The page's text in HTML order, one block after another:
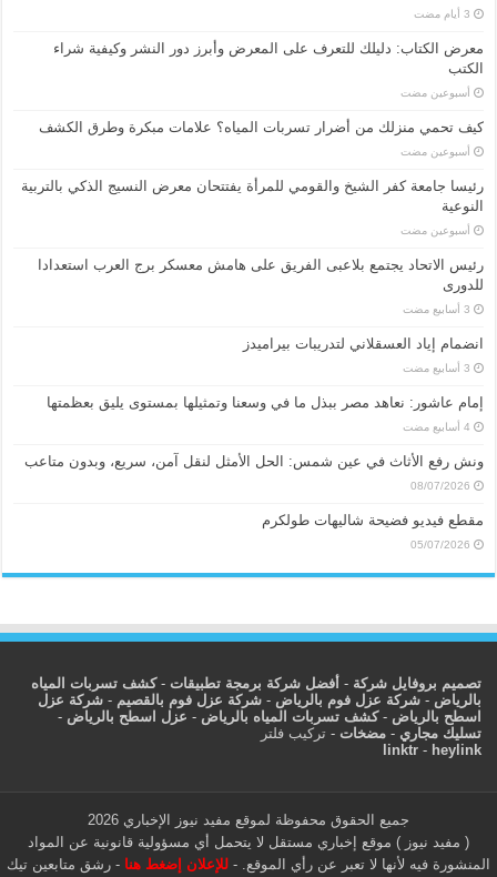
معرض الكتاب: دليلك للتعرف على المعرض وأبرز دور النشر وكيفية شراء
الكتب
‏أسبوعين مضت
كيف تحمي منزلك من أضرار تسربات المياه؟ علامات مبكرة وطرق الكشف
‏أسبوعين مضت
رئيسا جامعة كفر الشيخ والقومي للمرأة يفتتحان معرض النسيج الذكي بالتربية
النوعية
‏أسبوعين مضت
رئيس الاتحاد يجتمع بلاعبى الفريق على هامش معسكر برج العرب استعدادا
للدورى
انضمام إياد العسقلاني لتدريبات بيراميدز
إمام عاشور: نعاهد مصر ببذل ما في وسعنا وتمثيلها بمستوى يليق بعظمتها
ونش رفع الأثاث في عين شمس: الحل الأمثل لنقل آمن، سريع، وبدون متاعب
08/07/2026
مقطع فيديو فضيحة شاليهات طولكرم
05/07/2026
تصميم بروفايل شركة - أفضل شركة برمجة تطبيقات -كشف تسربات المياه
بالرياض -شركة عزل فوم بالرياض -شركة عزل فوم بالقصيم -شركة عزل
اسطح بالرياض -كشف تسربات المياه بالرياض - عزل اسطح بالرياض -
تسليك مجاري -مضخات -تركيب فلتر
linktr- heylink
جميع الحقوق محفوظة لموقع مفيد نيوز الإخباري 2026
( مفيد نيوز ) موقع إخباري مستقل لا يتحمل أي مسؤولية قانونية عن المواد
المنشورة فيه لأنها لا تعبر عن رأي الموقع. - للإعلان إضغط هنا - رشق متابعين تيك